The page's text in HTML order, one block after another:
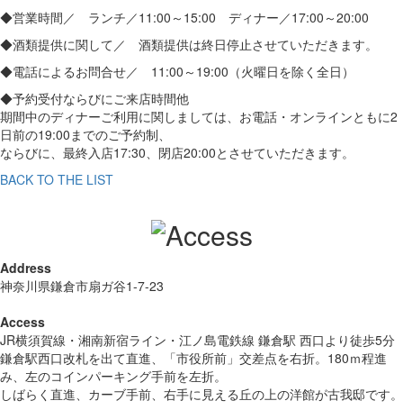
◆営業時間／ ランチ／11:00～15:00 ディナー／17:00～20:00
◆酒類提供に関して／ 酒類提供は終日停止させていただきます。
◆電話によるお問合せ／ 11:00～19:00（火曜日を除く全日）
◆予約受付ならびにご来店時間他
期間中のディナーご利用に関しましては、お電話・オンラインともに2
日前の19:00までのご予約制、
ならびに、最終入店17:30、閉店20:00とさせていただきます。
BACK TO THE LIST
Address
神奈川県鎌倉市扇ガ谷1-7-23
Access
JR横須賀線・湘南新宿ライン・江ノ島電鉄線 鎌倉駅 西口より徒歩5分
鎌倉駅西口改札を出て直進、「市役所前」交差点を右折。180ｍ程進
み、左のコインパーキング手前を左折。
しばらく直進、カーブ手前、右手に見える丘の上の洋館が古我邸です。